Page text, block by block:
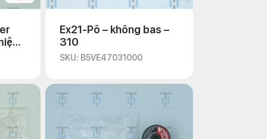
Ex21-Pô – không bas –
310
SKU: B5VE47031000